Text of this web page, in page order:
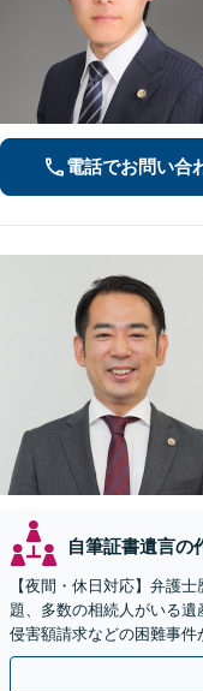
電話でお問い合
自筆証書遺言の
【夜間・休日対応】弁護
題、多数の相続人がいる
侵害額請求などの困難事件
途不明金の調査まで、全